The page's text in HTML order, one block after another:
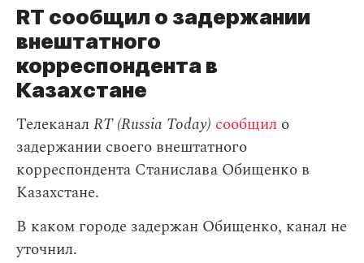
RT сообщил о задержании
внештатного
корреспондента в
Казахстане
ТелеканалRT (Russia Today) сообщил о
задержании своего внештатного
корреспондента Станислава Обищенко в
Казахстане.
В каком городе задержан Обищенко, канал не
уточнил.